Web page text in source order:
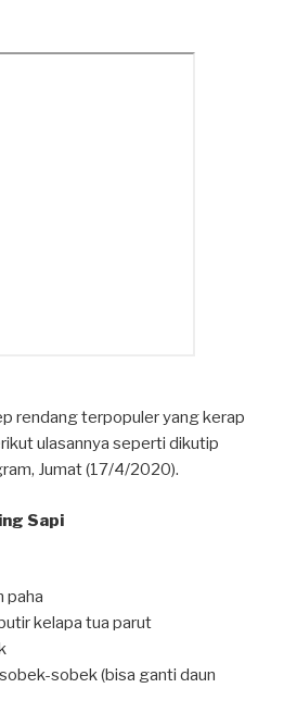
rendang terpopuler yang kerap
ulasannya seperti dikutip
Jumat (17/4/2020).
Sapi
paha
kelapa tua parut
sobek (bisa ganti daun